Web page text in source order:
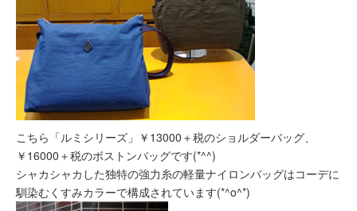
こちら「ルミシリーズ」￥13000＋税のショルダーバッグ、
￥16000＋税のボストンバッグです(*^^)
シャカシャカした独特の強力糸の軽量ナイロンバッグはコーデに
馴染むくすみカラーで構成されています(*^o^*)